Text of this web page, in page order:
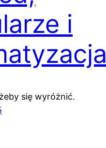
i
się wyróżnić.